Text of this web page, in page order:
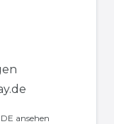
ansehen